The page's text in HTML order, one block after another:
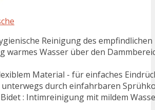
Reinigung des
warmes Wasser über den
Material - für einfaches
durch einfahrbaren
: Intimreinigung mit mildem